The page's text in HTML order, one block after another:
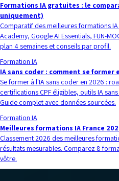
Formations IA gratuites : le
uniquement)
Comparatif des meilleures formations
Academy, Google AI Essentials, FUN-
plan 4 semaines et conseils par profil.
Formation IA
IA sans coder : comment se former
Se former à l'IA sans coder en 2026 :
certifications CPF éligibles, outils IA
Guide complet avec données sourcées.
Formation IA
Meilleures formations IA France
Classement 2026 des meilleures
résultats mesurables. Comparez 8
vôtre.